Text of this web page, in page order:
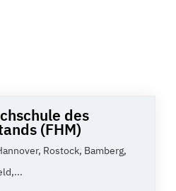
des
(FHM)
Rostock, Bamberg,